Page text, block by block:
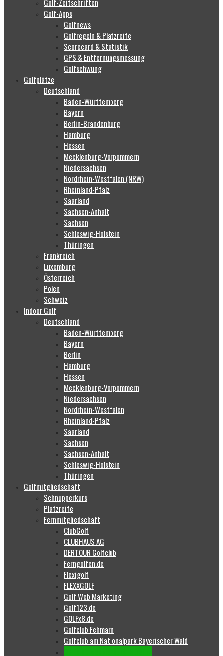
Golf-Zeitschriften
Golf-Apps
Golfnews
Golfregeln & Platzreife
Scorecard & Statistik
GPS & Entfernungsmessung
Golfschwung
Golfplätze
Deutschland
Baden-Württemberg
Bayern
Berlin-Brandenburg
Hamburg
Hessen
Mecklenburg-Vorpommern
Niedersachsen
Nordrhein-Westfalen (NRW)
Rheinland-Pfalz
Saarland
Sachsen-Anhalt
Sachsen
Schleswig-Holstein
Thüringen
Frankreich
Luxemburg
Österreich
Polen
Schweiz
Indoor Golf
Deutschland
Baden-Württemberg
Bayern
Berlin
Hamburg
Hessen
Mecklenburg-Vorpommern
Niedersachsen
Nordrhein-Westfalen
Rheinland-Pfalz
Saarland
Sachsen
Sachsen-Anhalt
Schleswig-Holstein
Thüringen
Golfmitgliedschaft
Schnupperkurs
Platzreife
Fernmitgliedschaft
ClubGolf
CLUBHAUS AG
DERTOUR Golfclub
Ferngolfen.de
Flexigolf
FLEXXGOLF
Golf Web Marketing
Golf123.de
GOLFx8.de
Golfclub Fehmarn
Golfclub am Nationalpark Bayerischer Wald